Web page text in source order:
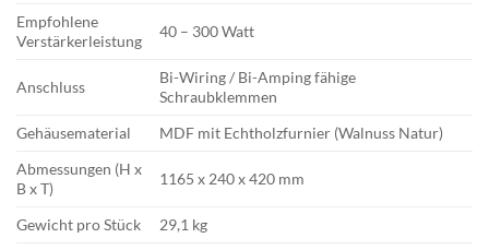
Empfohlene
Verstärkerleistung
40 – 300 Watt
Anschluss
Bi-Wiring / Bi-Amping fähige
Schraubklemmen
Gehäusematerial
MDF mit Echtholzfurnier (Walnuss Natur)
Abmessungen (H x
B x T)
1165 x 240 x 420 mm
Gewicht pro Stück 29,1 kg